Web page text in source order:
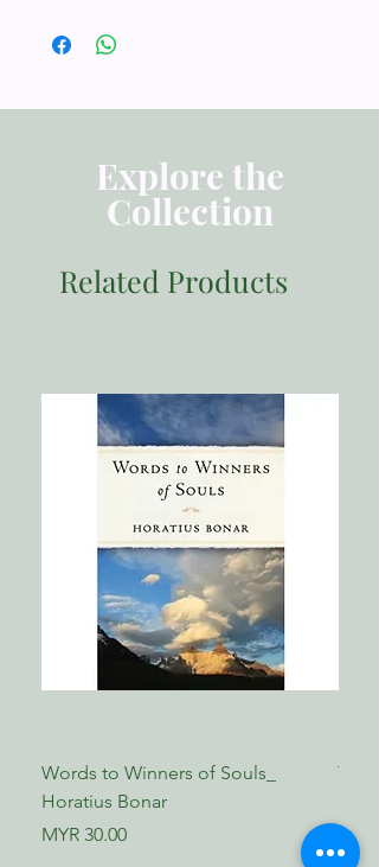
ISBN 9786021603406
Penerbit Momentum
Dimensi 21.00x14.00
Explore the
Collection
Related Products
Words to Winners of Souls_
Horatius Bonar
Price
MYR 30.00
The
Price
MYR